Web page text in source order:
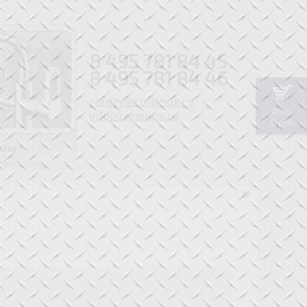
0 шт.
0 руб
8 495 781 84 45
8 495 781 84 46
sergey@zorginox.ru
info@zorginox.ru